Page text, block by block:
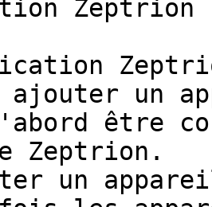
être
Zeptrion.
un